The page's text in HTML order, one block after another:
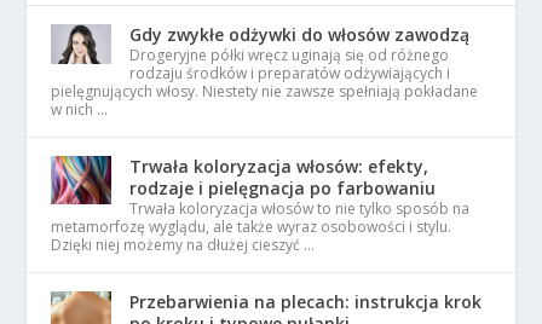
Gdy zwykłe odżywki do włosów zawodzą
Drogeryjne półki wręcz uginają się od różnego
rodzaju środków i preparatów odżywiających i
pielęgnujących włosy. Niestety nie zawsze spełniają pokładane
w nich …
Trwała koloryzacja włosów: efekty,
rodzaje i pielęgnacja po farbowaniu
Trwała koloryzacja włosów to nie tylko sposób na
metamorfozę wyglądu, ale także wyraz osobowości i stylu.
Dzięki niej możemy na dłużej cieszyć …
Przebarwienia na plecach: instrukcja krok